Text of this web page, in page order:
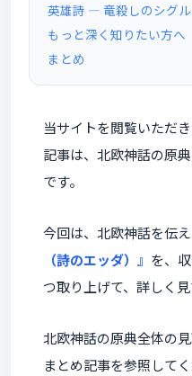
英雄詩 ― 竜殺しのシグ
もっと深く知りたい方へ
まとめ
当サイトを閲覧いただ
記事は、北欧神話の原
です。
今回は、北欧神話を伝
（詩のエッダ）』 を、
つ取り上げて、詳しく見
北欧神話の原典全体の
まとめ記事を参照してく